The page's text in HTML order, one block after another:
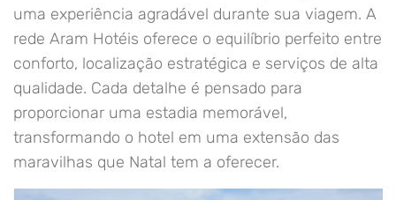
uma experiência agradável durante sua viagem. A
rede Aram Hotéis oferece o equilíbrio perfeito entre
conforto, localização estratégica e serviços de alta
qualidade. Cada detalhe é pensado para
proporcionar uma estadia memorável,
transformando o hotel em uma extensão das
maravilhas que Natal tem a oferecer.